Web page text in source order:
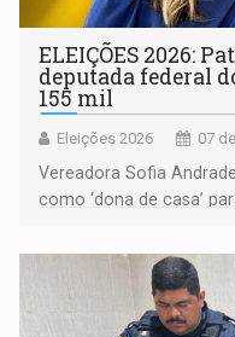
ELEIÇÕES 2026:
deputada federal
155 mil
Eleições 2026 07
Vereadora Sofia
como ‘dona de casa’